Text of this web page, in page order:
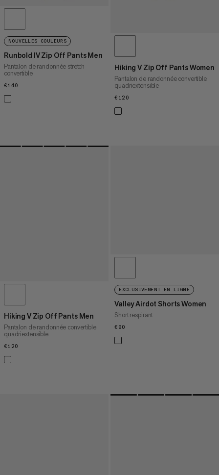
NOUVELLES COULEURS
Runbold IV Zip Off Pants Men
Pantalon de randonnée stretch
convertible
€140
Hiking V Zip Off Pants Women
Pantalon de randonnée convertible
quadriextensible
€120
Hiking V Zip Off Pants Men
Pantalon de randonnée convertible
quadriextensible
€120
EXCLUSIVEMENT EN LIGNE
Valley Airdot Shorts Women
Short respirant
€90